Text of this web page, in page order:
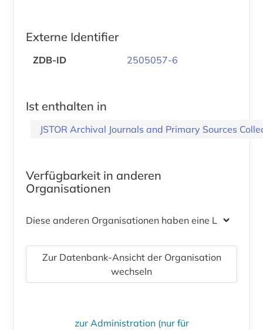
Externe Identifier
ZDB-ID 2505057-6
Ist enthalten in
JSTOR Archival Journals and Primary Sources
Verfügbarkeit in anderen
Organisationen
Diese anderen Organisationen haben eine Lizenz
Zur Datenbank-Ansicht der Organisation
wechseln
zur Administration (nur für